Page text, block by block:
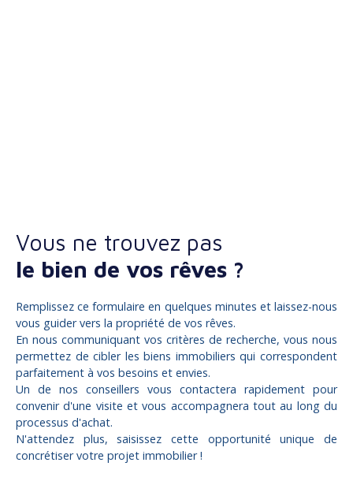
Vous ne trouvez pas
le bien de vos rêves ?
Remplissez ce formulaire en quelques minutes et laissez-nous
vous guider vers la propriété de vos rêves.
En nous communiquant vos critères de recherche, vous nous
permettez de cibler les biens immobiliers qui correspondent
parfaitement à vos besoins et envies.
Un de nos conseillers vous contactera rapidement pour
convenir d'une visite et vous accompagnera tout au long du
processus d'achat.
N'attendez plus, saisissez cette opportunité unique de
concrétiser votre projet immobilier !